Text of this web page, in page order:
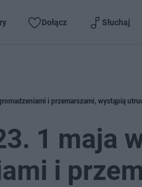
Dołącz Słuchaj
i przemarszami, wystąpią
1 maja
i